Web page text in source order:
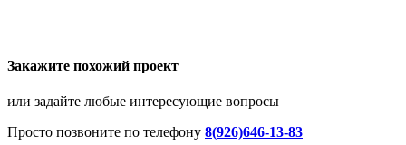
Закажите похожий проект
или задайте любые интересующие вопросы
Просто позвоните по телефону 8(926)646-13-83